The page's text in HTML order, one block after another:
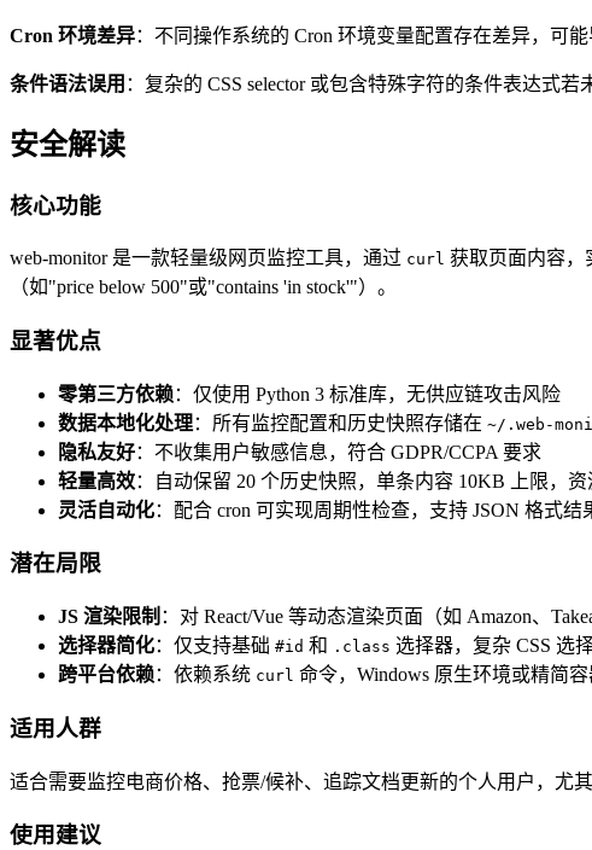
Cron 环境差异：不同操作系统的 Cron 环境变量配置存在差异，可
条件语法误用 ：复杂的 CSS selector 或包含特殊字符的条件表达式
安全解读
核心功能
web-monitor 是一款轻量级网页监控工具，通过 curl 获取页面内容，
（如"price below 500"或"contains 'in stock'"）。
显著优点
零第三方依赖：仅使用 Python 3 标准库，无供应链攻击风险
数据本地化处理：所有监控配置和历史快照存储在 ~/.web-
隐私友好：不收集用户敏感信息，符合 GDPR/CCPA 要求
轻量高效：自动保留 20 个历史快照，单条内容 10KB 上限，
灵活自动化：配合 cron 可实现周期性检查，支持 JSON 格式结
潜在局限
JS 渲染限制 ：对 React/Vue 等动态渲染页面（如 Amazon、
选择器简化：仅支持基础 #id 和 .class 选择器，复杂 CSS 选
跨平台依赖：依赖系统 curl 命令，Windows 原生环境或精简
适用人群
适合需要监控电商价格、抢票/候补、追踪文档更新的个人用户，尤
使用建议